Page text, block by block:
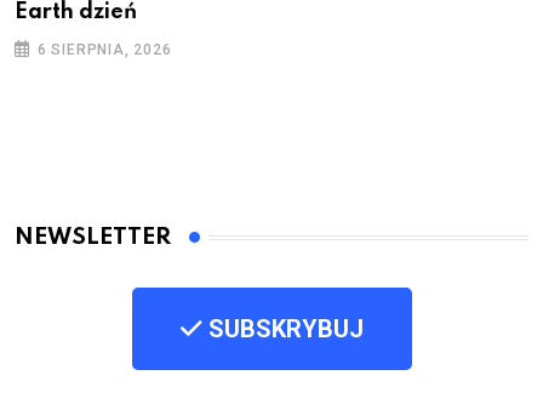
Earth dzień
6 SIERPNIA, 2026
NEWSLETTER
SUBSKRYBUJ